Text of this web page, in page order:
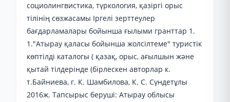
социолингвистика, түркология, қазіргі орыс
тілінің сөзжасамы Іргелі зерттеулер
бағдарламалары бойынша ғылыми гранттар 1.
1."Атырау қаласы бойынша жолсілтеме" туристік
көптілді каталогы ( қазақ, орыс, ағылшын және
қытай тілдерінде (бірлескен авторлар к.
т.Байниева, г. К. Шамбилова, К. С. Сүндетұлы
2016ж. Тапсырыс беруші: Атырау облысы